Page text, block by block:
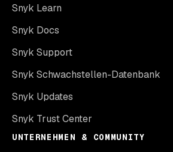
Snyk Learn
Snyk Docs
Snyk Support
Snyk Schwachstellen-Datenbank
Snyk Updates
Snyk Trust Center
UNTERNEHMEN & COMMUNITY